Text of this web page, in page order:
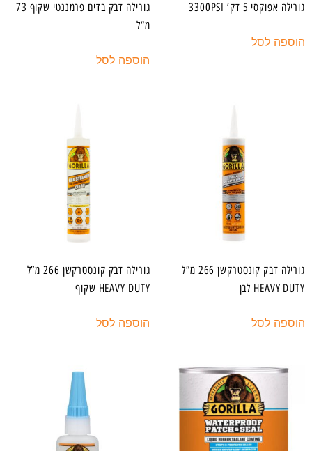
גורילה אפוקסי 5 דק’ 3300PSI
הוספה לסל
גורילה דבק בדים פרמננטי שקוף 73
מ”ל
הוספה לסל
גורילה דבק קונסטרקשן 266 מ”ל
HEAVY DUTY לבן
הוספה לסל
גורילה דבק קונסטרקשן 266 מ”ל
HEAVY DUTY שקוף
הוספה לסל